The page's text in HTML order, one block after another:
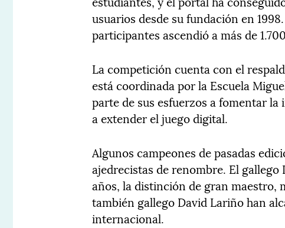
usuarios desde su fundación en
participantes ascendió a más de
La competición cuenta con el
está coordinada por la Escuela
parte de sus esfuerzos a fomentar
a extender el juego digital.
Algunos campeones de pasadas
ajedrecistas de renombre. El gallego
años, la distinción de gran maestro,
también gallego David Lariño han
internacional.